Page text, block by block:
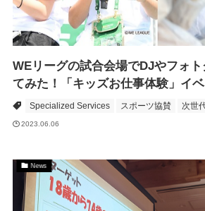
WEリーグの試合会場でDJやフォ
てみた！「キッズお仕事体験」イ
Specialized Services スポーツ協賛 次世
2023.06.06
News